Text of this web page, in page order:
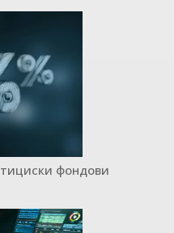
фондови